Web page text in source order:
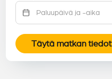
Täytä matkan tiedot